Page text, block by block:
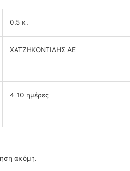
0.5 κ.
ΧΑΤΖΗΚΟΝΤΙΔΗΣ ΑΕ
4-10 ημέρες
ακόμη.